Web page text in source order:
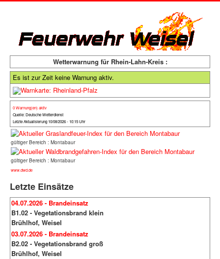
Wetterwarnung für Rhein-Lahn-Kreis :
Es ist zur Zeit keine Warnung aktiv.
0 Warnung(en) aktiv
Quelle: Deutsche Wetterdienst
Letzte Aktualisierung 10/08/2026 - 10:15 Uhr
gültiger Bereich : Montabaur
gültiger Bereich : Montabaur
www.dwd.de
Letzte Einsätze
04.07.2026 - Brandeinsatz
B1.02 - Vegetationsbrand klein
Brühlhof, Weisel
03.07.2026 - Brandeinsatz
B2.02 - Vegetationsbrand groß
Brühlhof, Weisel